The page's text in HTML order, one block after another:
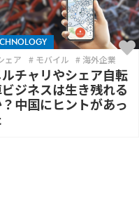
ェア モバイル 海外企業
ルチャリやシェア自転
ジネスは生き残れる
中国にヒントがあっ